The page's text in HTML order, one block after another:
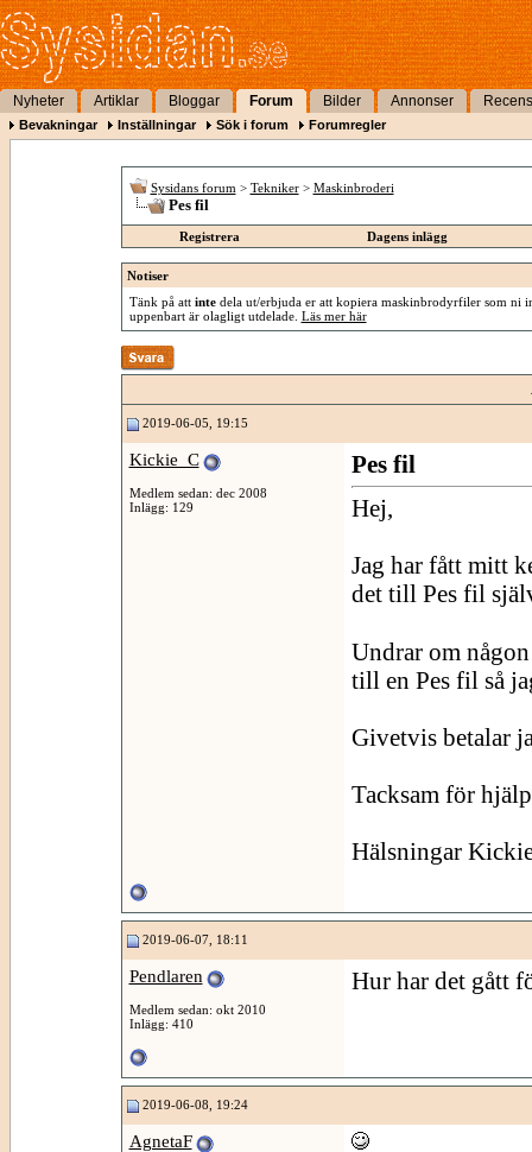
Nyheter Artiklar Bloggar Forum Bilder Annonser
Bevakningar Inställningar Sök i forum Forumregler
Sysidans forum > Tekniker > Maskinbroderi
Pes fil
Registrera Dagens inlägg
Notiser
Tänk på att intedela ut/erbjuda er att kopiera maskinbrodyrfiler som ni
uppenbart är olagligt utdelade. Läs mer här
2019-06-05, 19:15
Kickie_C
Medlem sedan: dec 2008
Inlägg: 129
Pes fil
Hej,
Jag har fått mitt
det till Pes fil
Undrar om
till en Pes fil så
Givetvis betalar
Tacksam för
Hälsningar
2019-06-07, 18:11
Pendlaren
Medlem sedan: okt 2010
Inlägg: 410
Hur har det gått
2019-06-08, 19:24
AgnetaF